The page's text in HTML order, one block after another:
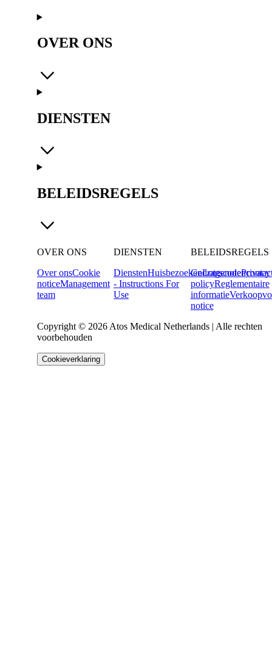
OVER ONS
DIENSTEN
BELEIDSREGELS
OVER ONS
Over onsCookie
noticeManagement
team
DIENSTEN
DienstenHuisbezoeken
- Instructions For
Use
BELEIDSREGELS
GedragscodePrivacy
policyReglementaire
informatie
notice
Copyright © 2026 Atos Medical Netherlands | Alle rechten
voorbehouden
Cookieverklaring